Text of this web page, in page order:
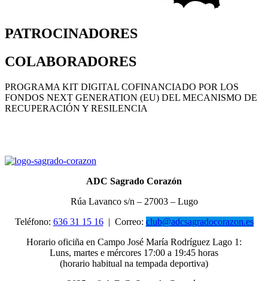
PATROCINADORES
COLABORADORES
PROGRAMA KIT DIGITAL COFINANCIADO POR LOS
FONDOS NEXT GENERATION (EU) DEL MECANISMO DE
RECUPERACIÓN Y RESILENCIA
ADC Sagrado Corazón
Rúa Lavanco s/n – 27003 – Lugo
Teléfono: 636 31 15 16| Correo: club@adcsagradocorazon.es
Horario oficiña en Campo José María Rodríguez Lago 1:
Luns, martes e mércores 17:00 a 19:45 horas
(horario habitual na tempada deportiva)